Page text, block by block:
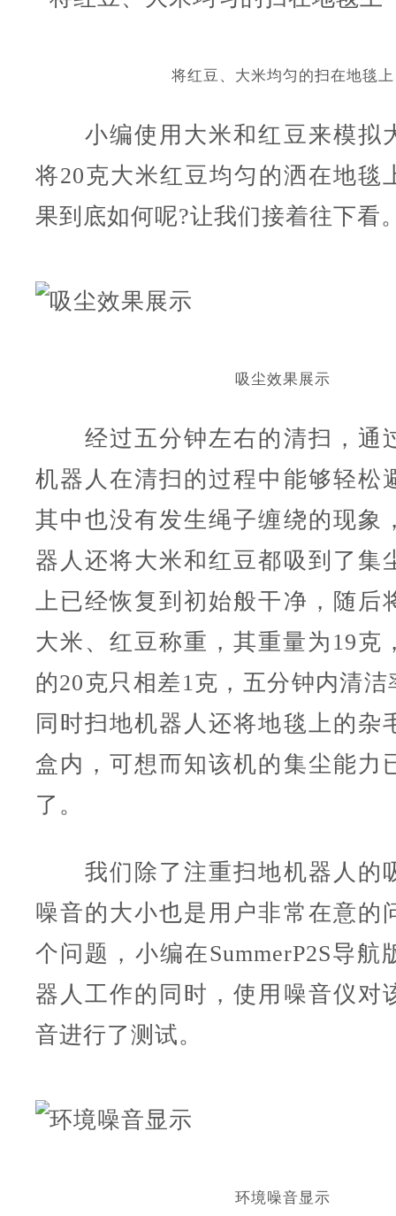
将红豆、大米均匀的扫在地毯上
小编使用大米和红豆来模拟
将20克大米红豆均匀的洒在地毯
果到底如何呢?让我们接着往下看
吸尘效果展示
经过五分钟左右的清扫，通
机器人在清扫的过程中能够轻松
其中也没有发生绳子缠绕的现象
器人还将大米和红豆都吸到了集
上已经恢复到初始般干净，随后
大米、红豆称重，其重量为19克
的20克只相差1克，五分钟内清洁
同时扫地机器人还将地毯上的杂
盒内，可想而知该机的集尘能力
了。
我们除了注重扫地机器人的
噪音的大小也是用户非常在意的
个问题，小编在SummerP2S导航
器人工作的同时，使用噪音仪对
音进行了测试。
环境噪音显示